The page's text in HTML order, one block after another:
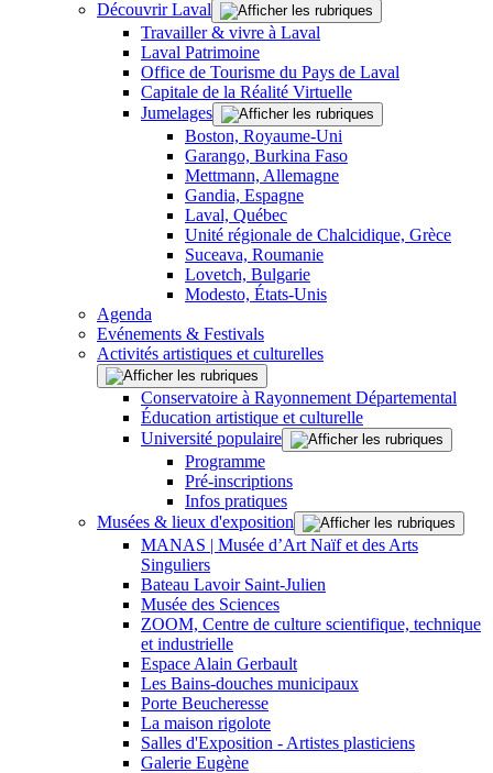
Découvrir Laval
Travailler & vivre à Laval
Laval Patrimoine
Office de Tourisme du Pays de Laval
Capitale de la Réalité Virtuelle
Jumelages
Boston, Royaume-Uni
Garango, Burkina Faso
Mettmann, Allemagne
Gandia, Espagne
Laval, Québec
Unité régionale de Chalcidique, Grèce
Suceava, Roumanie
Lovetch, Bulgarie
Modesto, États-Unis
Agenda
Evénements & Festivals
Activités artistiques et culturelles
Conservatoire à Rayonnement Départemental
Éducation artistique et culturelle
Université populaire
Programme
Pré-inscriptions
Infos pratiques
Musées & lieux d'exposition
MANAS | Musée d’Art Naïf et des Arts
Singuliers
Bateau Lavoir Saint-Julien
Musée des Sciences
ZOOM, Centre de culture scientifique, technique
et industrielle
Espace Alain Gerbault
Les Bains-douches municipaux
Porte Beucheresse
La maison rigolote
Salles d'Exposition - Artistes plasticiens
Galerie Eugène